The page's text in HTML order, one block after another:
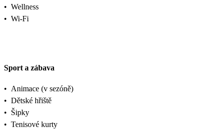
• Wellness
• Wi-Fi
Sport a zábava
• Animace (v sezóně)
• Dětské hřiště
• Šipky
• Tenisové kurty